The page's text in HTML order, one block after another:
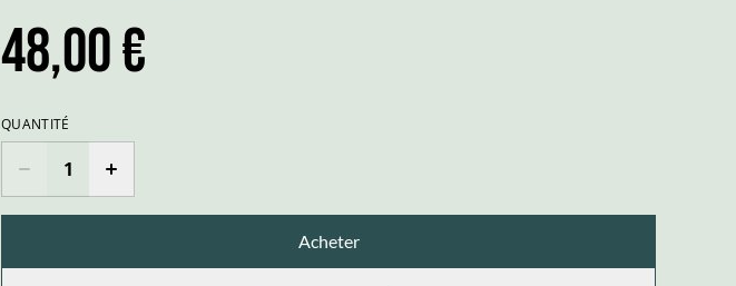
48,00 €
QUANTITÉ
Acheter